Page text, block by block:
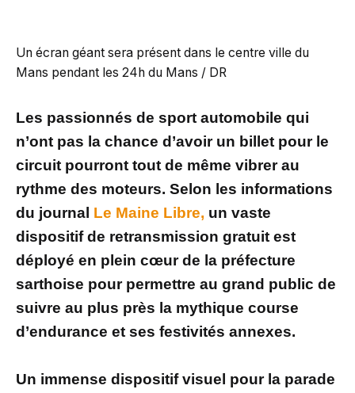
Un écran géant sera présent dans le centre ville du
Mans pendant les 24h du Mans / DR
Les passionnés de sport automobile qui
n’ont pas la chance d’avoir un billet pour le
circuit pourront tout de même vibrer au
rythme des moteurs. Selon les informations
du journal Le Maine Libre, un vaste
dispositif de retransmission gratuit est
déployé en plein cœur de la préfecture
sarthoise pour permettre au grand public de
suivre au plus près la mythique course
d’endurance et ses festivités annexes.
Un immense dispositif visuel pour la parade